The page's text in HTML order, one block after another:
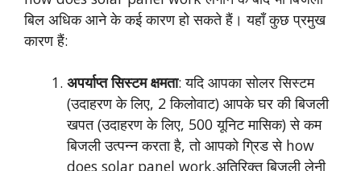
बिल अधिक आने के कई कारण हो सकते हैं। यहाँ कुछ प्रमुख
कारण हैं:
अपर्याप्त सिस्टम क्षमता: यदि आपका सोलर सिस्टम
(उदाहरण के लिए, 2 किलोवाट) आपके घर की बिजली
खपत (उदाहरण के लिए, 500 यूनिट मासिक) से कम
बिजली उत्पन्न करता है, तो आपको ग्रिड से how
does solar panel work,अतिरिक्त बिजली लेनी